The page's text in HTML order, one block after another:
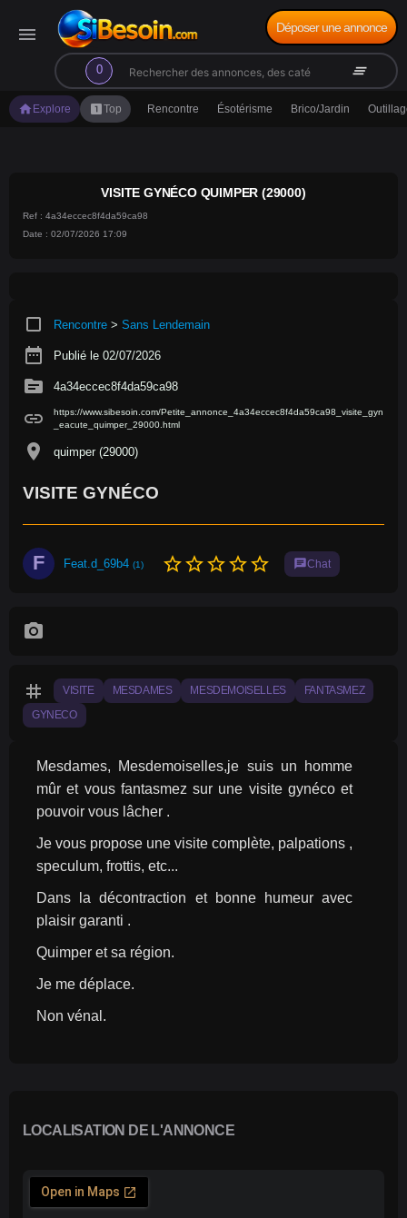
menu
0
search clear_all
Déposer une annonce
home Explore looks_oneTop Rencontre Ésotérisme Brico/Jardin
VISITE GYNÉCO QUIMPER (29000)
Ref : 4a34eccec8f4da59ca98
Date : 02/07/2026 17:09
crop_square Rencontre > Sans Lendemain
date_range Publié le 02/07/2026
source 4a34eccec8f4da59ca98
link
https://www.sibesoin.com/Petite_annonce_4a34eccec8f4da59ca98_visite_gyn
_eacute_quimper_29000.html
location_on quimper (29000)
VISITE GYNÉCO
F Feat.d_69b4 (1) star_borderstar_borderstar_borderstar_borderstar_border chatChat
photo_camera
tag VISITE MESDAMES MESDEMOISELLES FANTASMEZ
GYNECO
Mesdames, Mesdemoiselles,je suis un homme
mûr et vous fantasmez sur une visite gynéco et
pouvoir vous lâcher .
Je vous propose une visite complète, palpations ,
speculum, frottis, etc...
Dans la décontraction et bonne humeur avec
plaisir garanti .
Quimper et sa région.
Je me déplace.
Non vénal.
LOCALISATION DE L'ANNONCE